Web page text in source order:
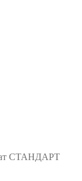
СТАНДАРТ